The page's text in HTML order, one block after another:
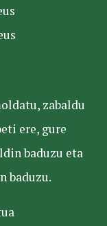
zabaldu
ere, gure
baduzu eta
baduzu.